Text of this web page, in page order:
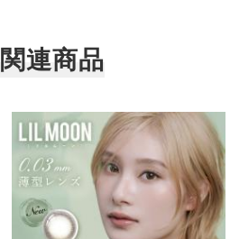
関連商品